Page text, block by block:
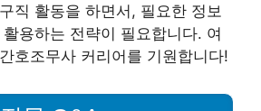
직 활동을 하면서, 필요한 정보
용하는 전략이 필요합니다. 여
호조무사 커리어를 기원합니다!